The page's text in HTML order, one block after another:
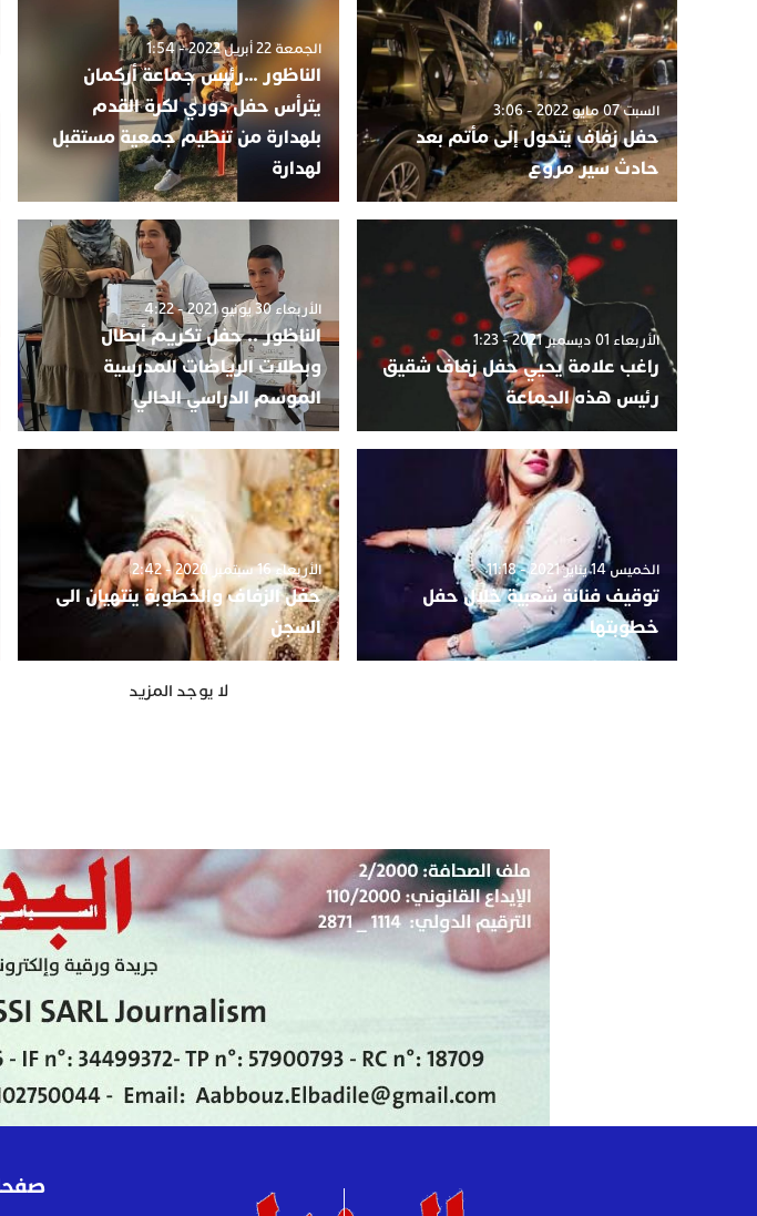
السبت 07 مايو 2022 - 3:06
حفل زفاف يتحول إلى مأتم بعد
حادث سير مروع
الجمعة 22 أبريل 2022 - 1:54
الناظور …رئيس جماعة أركمان
يترأس حفل دوري لكرة القدم
بلهدارة من تنظيم جمعية مستقبل
لهدارة
الأربعاء 01 ديسمبر 2021 - 1:23
راغب علامة يحيي حفل زفاف شقيق
رئيس هذه الجماعة
الأربعاء 30 يونيو 2021 - 4:22
الناظور .. حفل تكريم أبطال
وبطلات الرياضات المدرسية
الموسم الدراسي الحالي
الخميس 14 يناير 2021 - 11:18
توقيف فنانة شعبية خلال حفل
خطوبتها
الأربعاء 16 سبتمبر 2020 - 2:42
حفل الزفاف والخطوبة ينتهيان الى
السجن
لا يوجد المزيد